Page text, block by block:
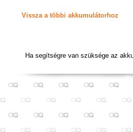
Vissza a többi akkumulátorhoz
Ha segítségre van szüksége az